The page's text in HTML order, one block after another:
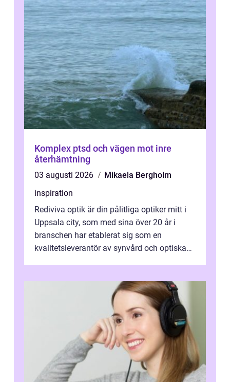
Komplex ptsd och vägen mot inre
återhämtning
03 augusti 2026
Mikaela Bergholm
inspiration
Rediviva optik är din pålitliga optiker mitt i
Uppsala city, som med sina över 20 år i
branschen har etablerat sig som en
kvalitetsleverantör av synvård och optiska